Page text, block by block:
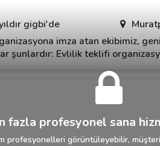
gigbi'de
imza atan ekibimiz,
şunlardır: Evlilik teklifi
fazla profesyonel sana
profesyonelleri görüntüleyebilir,